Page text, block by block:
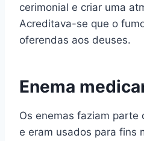
cerimonial e criar uma
Acreditava-se que o
oferendas aos deuses.
Enema
Os enemas faziam parte
e eram usados para fins